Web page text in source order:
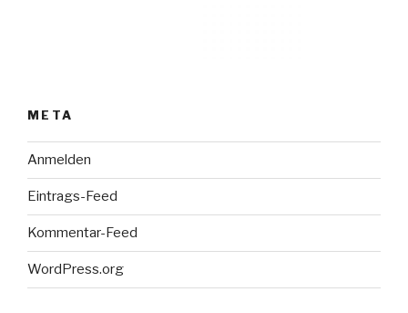
META
Anmelden
Eintrags-Feed
Kommentar-Feed
WordPress.org